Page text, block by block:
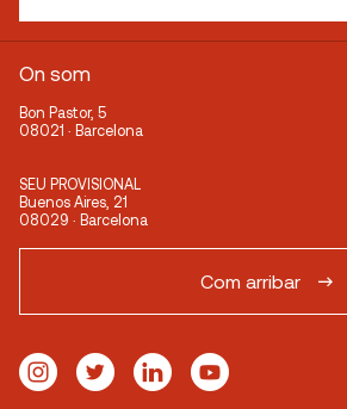
On som
Bon Pastor, 5
08021 · Barcelona
SEU PROVISIONAL
Buenos Aires, 21
08029 · Barcelona
Com arribar